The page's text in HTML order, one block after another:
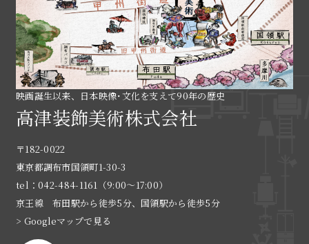
映画誕生以来、日本映像･文化を支えて90年の歴史
高津装飾美術株式会社
〒182-0022
東京都調布市国領町1-30-3
tel：042-484-1161（9:00〜17:00）
京王線 布田駅から徒歩5分、国領駅から徒歩5分
> Googleマップで見る